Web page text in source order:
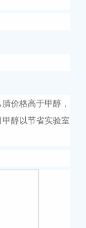
价格高于甲醇，
醇以节省实验室